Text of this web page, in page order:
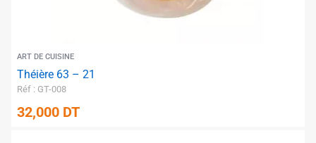
ART DE CUISINE
Théière 63 – 21
Réf : GT-008
32,000 DT